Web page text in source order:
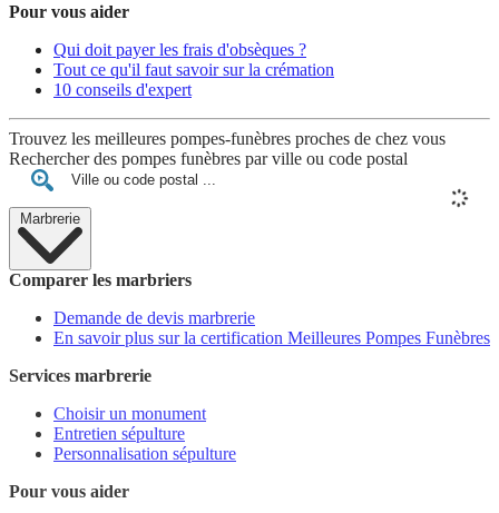
Pour vous aider
Qui doit payer les frais d'obsèques ?
Tout ce qu'il faut savoir sur la crémation
10 conseils d'expert
Trouvez les meilleures pompes-funèbres proches de chez vous
Rechercher des pompes funèbres par ville ou code postal
Marbrerie
Comparer les marbriers
Demande de devis marbrerie
En savoir plus sur la certification Meilleures Pompes Funèbres
Services marbrerie
Choisir un monument
Entretien sépulture
Personnalisation sépulture
Pour vous aider